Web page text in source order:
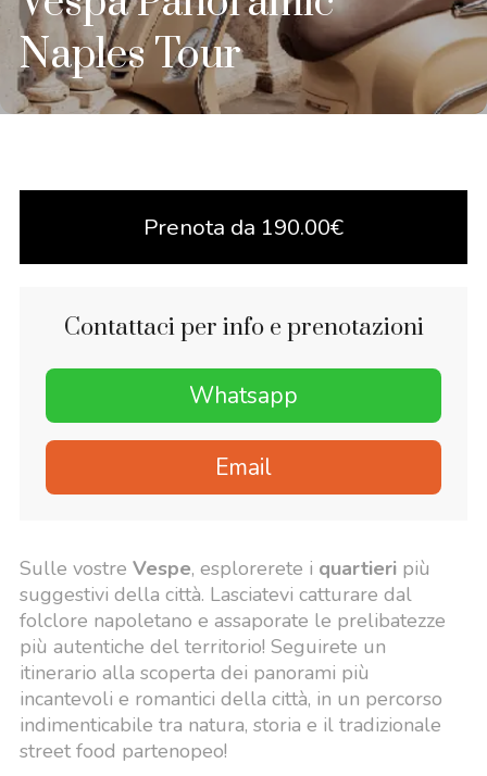
Naples Tour
Prenota da 190.00€
Contattaci per info e prenotazioni
Whatsapp
Email
Sulle vostre Vespe, esplorerete i quartieripiù
suggestivi della città. Lasciatevi catturare dal
folclore napoletano e assaporate le prelibatezze
più autentiche del territorio! Seguirete un
itinerario alla scoperta dei panorami più
incantevoli e romantici della città, in un percorso
indimenticabile tra natura, storia e il tradizionale
street food partenopeo!